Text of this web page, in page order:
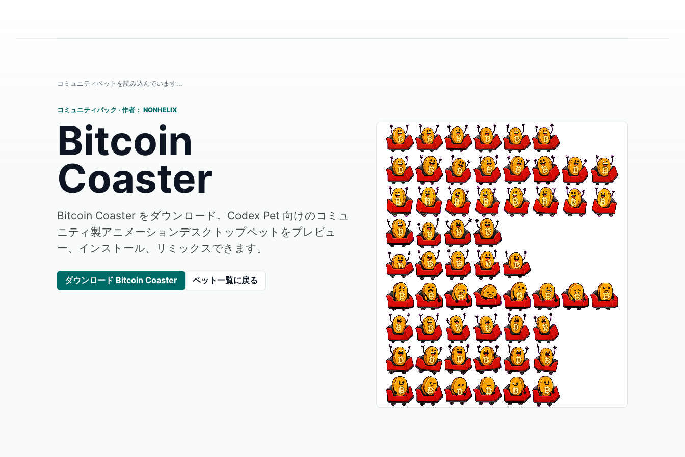
コミュニティペットを読み込んでいます...
コミュニティパック · 作者： NONHELIX
Bitcoin
Coaster
Bitcoin Coaster をダウンロード。Codex Pet 向けのコミュ
ニティ製アニメーションデスクトップペットをプレビュ
ー、インストール、リミックスできます。
ダウンロード Bitcoin Coaster ペット一覧に戻る